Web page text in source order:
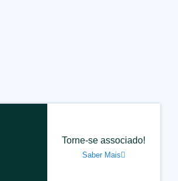
Torne-se associado!
Saber Mais